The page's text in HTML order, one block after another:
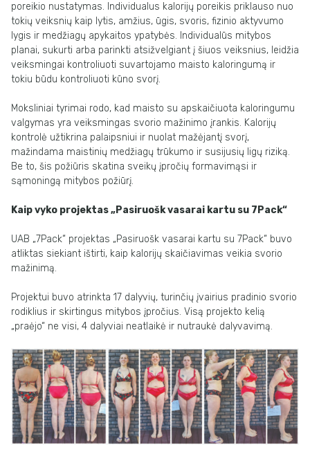
poreikio nustatymas. Individualus kalorijų poreikis priklauso nuo
tokių veiksnių kaip lytis, amžius, ūgis, svoris, fizinio aktyvumo
lygis ir medžiagų apykaitos ypatybės. Individualūs mitybos
planai, sukurti arba parinkti atsižvelgiant į šiuos veiksnius, leidžia
veiksmingai kontroliuoti suvartojamo maisto kaloringumą ir
tokiu būdu kontroliuoti kūno svorį.
Moksliniai tyrimai rodo, kad maisto su apskaičiuota kaloringumu
valgymas yra veiksmingas svorio mažinimo įrankis. Kalorijų
kontrolė užtikrina palaipsniui ir nuolat mažėjantį svorį,
mažindama maistinių medžiagų trūkumo ir susijusių ligų riziką.
Be to, šis požiūris skatina sveikų įpročių formavimąsi ir
sąmoningą mitybos požiūrį.
Kaip vyko projektas „Pasiruošk vasarai kartu su 7Pack“
UAB „7Pack“ projektas „Pasiruošk vasarai kartu su 7Pack“ buvo
atliktas siekiant ištirti, kaip kalorijų skaičiavimas veikia svorio
mažinimą.
Projektui buvo atrinkta 17 dalyvių, turinčių įvairius pradinio svorio
rodiklius ir skirtingus mitybos įpročius. Visą projekto kelią
„praėjo“ ne visi, 4 dalyviai neatlaikė ir nutraukė dalyvavimą.